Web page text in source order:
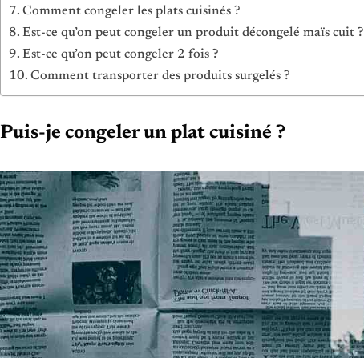
Comment congeler les plats cuisinés ?
Est-ce qu’on peut congeler un produit décongelé maïs cuit ?
Est-ce qu’on peut congeler 2 fois ?
Comment transporter des produits surgelés ?
Puis-je congeler un plat cuisiné ?